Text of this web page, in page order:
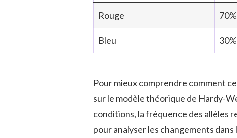
Rouge 70%
Bleu 30%
Pour mieux comprendre comment
sur le modèle théorique de Hardy-
conditions, la fréquence des allèles
pour analyser les changements